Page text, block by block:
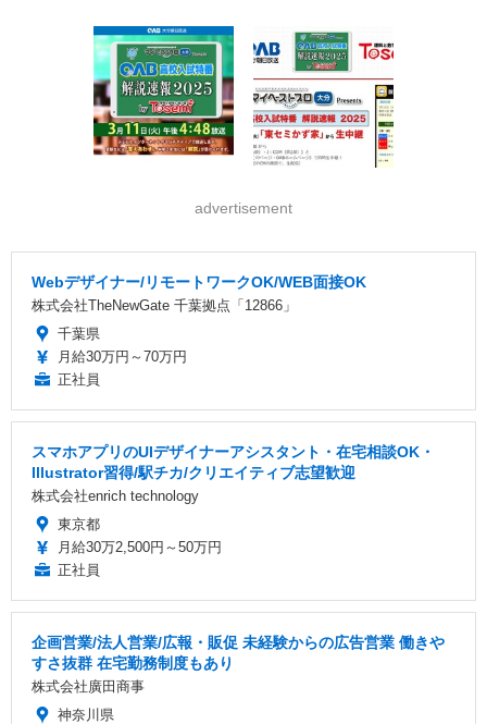
advertisement
Webデザイナー/リモートワークOK/WEB面接OK
株式会社TheNewGate 千葉拠点「12866」
千葉県
月給30万円～70万円
正社員
スマホアプリのUIデザイナーアシスタント・在宅相談OK・
Illustrator習得/駅チカ/クリエイティブ志望歓迎
株式会社enrich technology
東京都
月給30万2,500円～50万円
正社員
企画営業/法人営業/広報・販促 未経験からの広告営業 働きや
すさ抜群 在宅勤務制度もあり
株式会社廣田商事
神奈川県